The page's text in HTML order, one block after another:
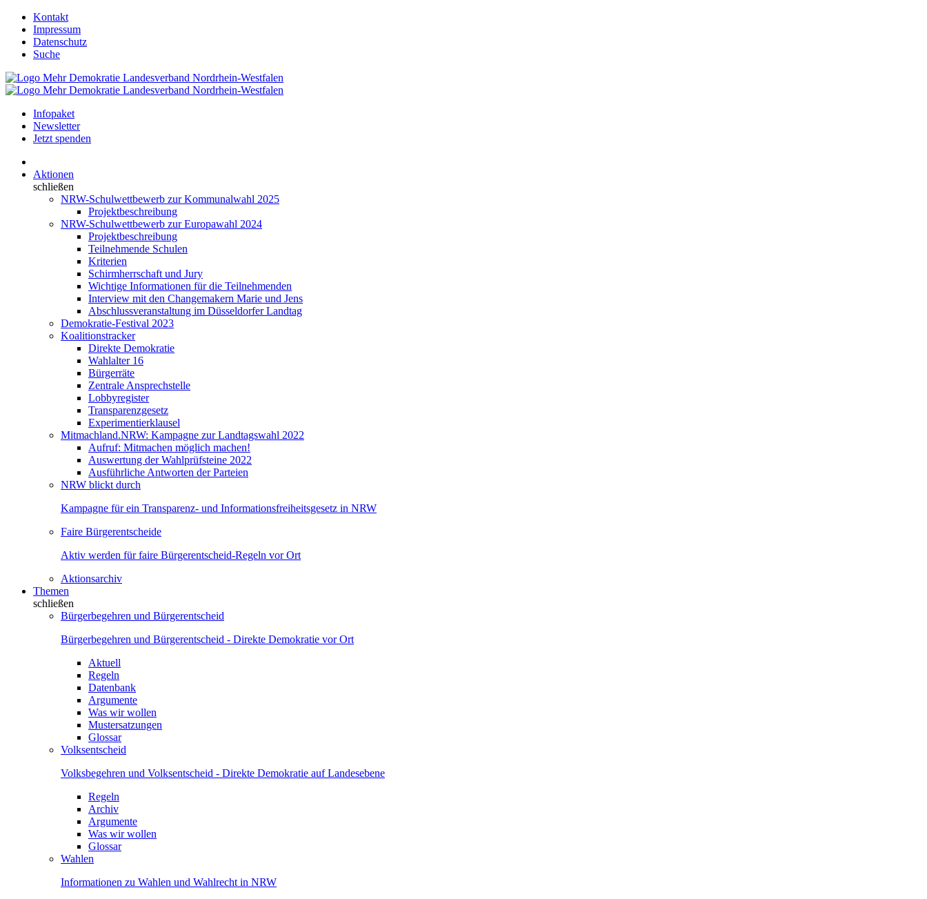
Kontakt
Impressum
Datenschutz
Suche
Infopaket
Newsletter
Jetzt spenden
Aktionen
schließen
NRW-Schulwettbewerb zur Kommunalwahl 2025
Projektbeschreibung
NRW-Schulwettbewerb zur Europawahl 2024
Projektbeschreibung
Teilnehmende Schulen
Kriterien
Schirmherrschaft und Jury
Wichtige Informationen für die Teilnehmenden
Interview mit den Changemakern Marie und Jens
Abschlussveranstaltung im Düsseldorfer Landtag
Demokratie-Festival 2023
Koalitionstracker
Direkte Demokratie
Wahlalter 16
Bürgerräte
Zentrale Ansprechstelle
Lobbyregister
Transparenzgesetz
Experimentierklausel
Mitmachland.NRW: Kampagne zur Landtagswahl 2022
Aufruf: Mitmachen möglich machen!
Auswertung der Wahlprüfsteine 2022
Ausführliche Antworten der Parteien
NRW blickt durch
Kampagne für ein Transparenz- und Informationsfreiheitsgesetz in NRW
Faire Bürgerentscheide
Aktiv werden für faire Bürgerentscheid-Regeln vor Ort
Aktionsarchiv
Themen
schließen
Bürgerbegehren und Bürgerentscheid
Bürgerbegehren und Bürgerentscheid - Direkte Demokratie vor Ort
Aktuell
Regeln
Datenbank
Argumente
Was wir wollen
Mustersatzungen
Glossar
Volksentscheid
Volksbegehren und Volksentscheid - Direkte Demokratie auf Landesebene
Regeln
Archiv
Argumente
Was wir wollen
Glossar
Wahlen
Informationen zu Wahlen und Wahlrecht in NRW